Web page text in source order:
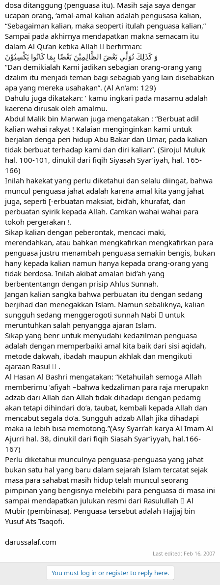
dosa ditanggung (penguasa itu). Masih saja saya dengar
ucapan orang, ‘amal-amal kalian adalah pengusasa kalian,
“Sebagaiman kalian, maka seoperti itulah penguasa kalian,”
Sampai pada akhirnya mendapatkan makna semacam itu
dalam Al Qu’an ketika Allah  berfirman:
وَ كَذَلِكَ نُوَلِّي بَعْضَ الظَّالِمِيْنَ بَعْضًا بِمَا كَانُوا يَكْسِبُوْنَ
“Dan demikialah Kami jadikan sebagian orang-orang yang
dzalim itu menjadi teman bagi sebagiab yang lain disebabkan
apa yang mereka usahakan”. (Al An’am: 129)
Dahulu juga dikatakan: ‘ kamu ingkari pada masamu adalah
kaerena dirusak oleh amalmu.
Abdul Malik bin Marwan juga mengatakan : “Berbuat adil
kalian wahai rakyat ! Kalaian menginginkan kami untuk
berjalan denga peri hidup Abu Bakar dan Umar, pada kalian
tidak berbuat terhadap kami dan diri kalian”. (Sirojul Muluk
hal. 100-101, dinukil dari fiqih Siyasah Syar’iyah, hal. 165-
166)
Inilah hakekat yang perlu diketahui dan selalu diingat, bahwa
muncul penguasa jahat adalah karena amal kita yang jahat
juga, seperti [-erbuatan maksiat, bid’ah, khurafat, dan
perbuatan syirik kepada Allah. Camkan wahai wahai para
tokoh pergerakan !.
Sikap kalian dengan peberontak, mencaci maki,
merendahkan, atau bahkan mengkafirkan mengkafirkan para
penguasa justru menambah penguasa semakin bengis, bukan
hany kepada kalian namun hanya kepada orang-orang yang
tidak berdosa. Inilah akibat amalan bid’ah yang
berbententangn dengan prisip Ahlus Sunnah.
Jangan kalian sangka bahwa perbuatan itu dengan sedang
berjihad dan menegakkan Islam. Namun sebaliknya, kalian
sungguh sedang menggerogoti sunnah Nabi  untuk
meruntuhkan salah penyangga ajaran Islam.
Sikap yang benr untuk menyudahi kedazilman penguasa
adalah dengan memperbaiki amal kita baik dari sisi aqidah,
metode dakwah, ibadah maupun akhlak dan mengikuti
ajaraan Rasul  .
Al Hasan Al Bashri mengatakan: “Ketahuilah semoga Allah
memberimu ‘afiyah –bahwa kedzaliman para raja merupakn
adzab dari Allah dan Allah tidak dihadapi dengan pedamg
akan tetapi dihindari do’a, taubat, kembali kepada Allah dan
mencabut segala do’a. Sungguh adzab Allah jika dihadapi
maka ia lebih bisa memotong.”(Asy Syari’ah karya Al Imam Al
Ajurri hal. 38, dinukil dari fiqih Siasah Syar’iyyah, hal.166-
167)
Perlu diketahui munculnya penguasa-penguasa yang jahat
bukan satu hal yang baru dalam sejarah Islam tercatat sejak
masa para sahabat masih hidup telah muncul seorang
pimpinan yang bengisnya melebihi para penguasa di masa ini
sampai mendapatkan julukan resmi dari Rasulullah  Al
Mubir (pembinasa). Penguasa tersebut adalah Hajjaj bin
Yusuf Ats Tsaqofi.
darussalaf.com
Last edited: Feb 16, 2007
You must log in or register to reply here.